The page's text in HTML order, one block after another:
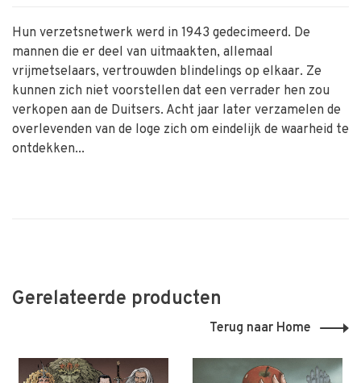
Hun verzetsnetwerk werd in 1943 gedecimeerd. De
mannen die er deel van uitmaakten, allemaal
vrijmetselaars, vertrouwden blindelings op elkaar. Ze
kunnen zich niet voorstellen dat een verrader hen zou
verkopen aan de Duitsers. Acht jaar later verzamelen de
overlevenden van de loge zich om eindelijk de waarheid te
ontdekken...
Gerelateerde producten
Terug naar Home